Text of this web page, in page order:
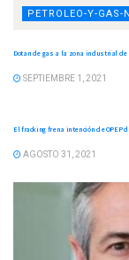
PETROLEO-Y-GAS-
Dotan de gas a la zona industrial
SEPTIEMBRE 1, 2021
El fracking frena intención de OPEP
AGOSTO 31, 2021